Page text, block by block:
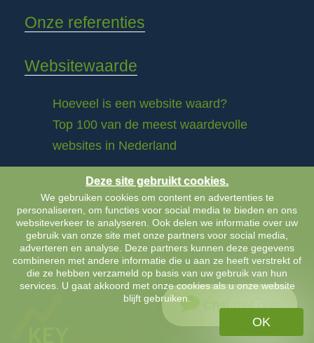
Onze referenties
Websitewaarde
Hoeveel is een website waard?
Top 100 van de meest waardevolle
websites in Nederland
Chat met ons
Deze site gebruikt cookies.
We gebruiken cookies om content en advertenties te
personaliseren, om functies voor social media te bieden en ons
websiteverkeer te analyseren. Ook delen we informatie over uw
gebruik van onze site met onze partners voor social media,
adverteren en analyse. Deze partners kunnen deze gegevens
combineren met andere informatie die u aan ze heeft verstrekt of
die ze hebben verzameld op basis van uw gebruik van hun
services. U gaat akkoord met onze cookies als u onze website
blijft gebruiken.
OK